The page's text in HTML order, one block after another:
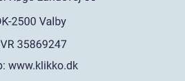
www.klikko.dk